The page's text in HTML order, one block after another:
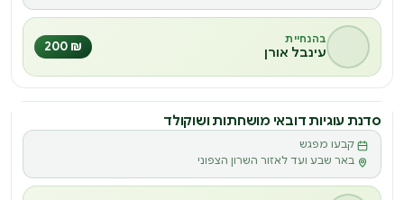
בהנחיית
עינבל אורן ₪ 200
סדנה
ס
סדנת עוגיות דובאי מושחתות ושוקולד
קבעו מפגש
באר שבע ועד לאזור השרון הצפוני